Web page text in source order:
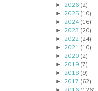
► 2026 (2)
► 2025 (10)
► 2024 (16)
► 2023 (20)
► 2022 (24)
► 2021 (10)
► 2020 (2)
► 2019 (7)
► 2018 (9)
► 2017 (62)